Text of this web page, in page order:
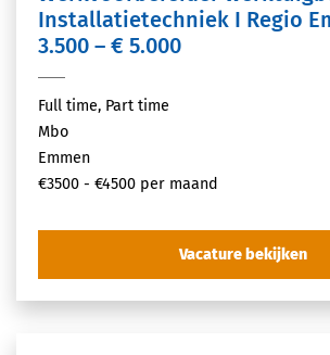
Installatietechniek I Regio
3.500 – € 5.000
Full time, Part time
Mbo
Emmen
€3500 - €4500 per maand
Vacature bekijken